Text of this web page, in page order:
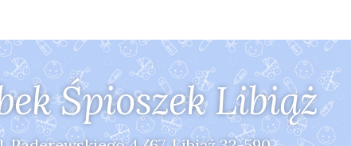
Śpioszek Libiąż